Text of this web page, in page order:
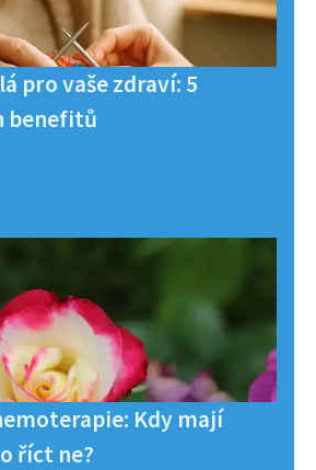
pro vaše zdraví: 5
benefitů
Kdy mají
říct ne?